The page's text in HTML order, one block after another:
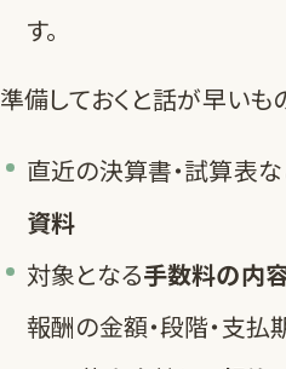
す。
準備しておくと話が早いも
直近の決算書・試算表な
資料
対象となる手数料の内
報酬の金額・段階・支払